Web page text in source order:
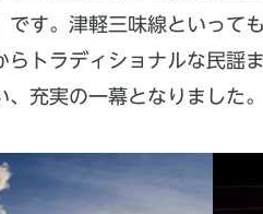
です。津軽三味線といって
らトラディショナルな民謡
充実の一幕となりました。